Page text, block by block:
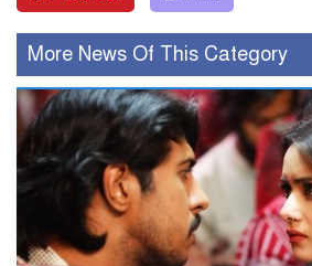
More News Of This Category